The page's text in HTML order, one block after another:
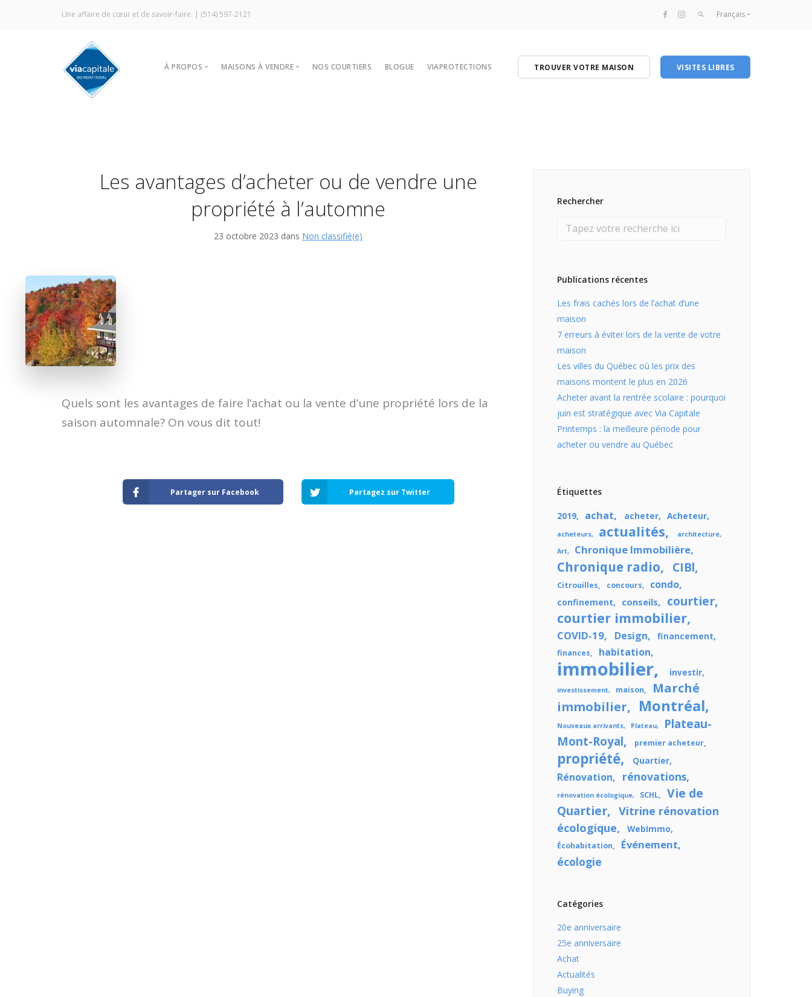
Une affaire de cœur et de savoir-faire. | (514) 597-2121 Français
English
À PROPOS
Commercial
Prestige MLS
Témoignages
MAISONS À VENDRE NOS COURTIERS BLOGUE VIAPROTECTIONS TROUVER VOTRE MAISON VISITES LIBRES
Les avantages d’acheter ou de vendre une
propriété à l’automne
23 octobre 2023 dans Non classifié(e)
​Quels sont les avantages de faire l’achat ou la vente d’une propriété lors de la
saison automnale? On vous dit tout!
Partager sur Facebook Partagez sur Twitter
Rechercher
Publications récentes
Les frais cachés lors de l’achat d’une
maison
7 erreurs à éviter lors de la vente de votre
maison
Les villes du Québec où les prix des
maisons montent le plus en 2026
Acheter avant la rentrée scolaire : pourquoi
juin est stratégique avec Via Capitale
Printemps : la meilleure période pour
acheter ou vendre au Québec
Étiquettes
2019 achat acheter Acheteur
acheteurs actualités
architecture
Art
Chronique Immobilière
Chronique radio CIBl
Citrouilles concours condo
confinement conseils courtier
courtier immobilier
COVID-19 Design financement
finances habitation
immobilier investir
investissement maison
Marché
immobilier
Montréal
Nouveaux arrivants Plateau
Plateau-
Mont-Royal
premier acheteur
propriété Quartier
Rénovation rénovations
rénovation écologique SCHL
Vie de
Quartier
Vitrine rénovation
écologique
WebImmo
Écohabitation Événement
écologie
Catégories
20e anniversaire
25e anniversaire
Achat
Actualités
Buying